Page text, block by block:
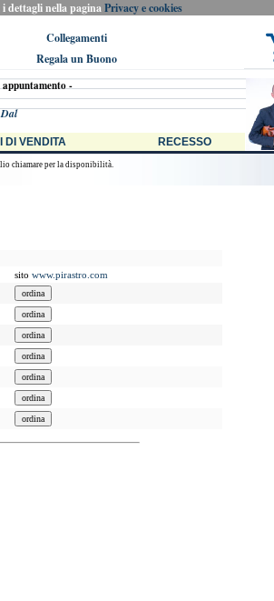
dettagli nella paginaPrivacy e cookies
Collegamenti
Regala un Buono
appuntamento -
Vostro Bonacchi, alias Musicherie Shop, 98% degli
DI VENDITA RECESSO
chiamare per la disponibilità.
sito www.pirastro.com